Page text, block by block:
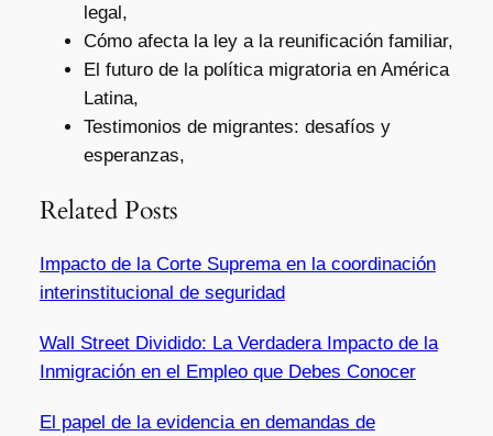
legal,
Cómo afecta la ley a la reunificación familiar,
El futuro de la política migratoria en América
Latina,
Testimonios de migrantes: desafíos y
esperanzas,
Related Posts
Impacto de la Corte Suprema en la coordinación
interinstitucional de seguridad
Wall Street Dividido: La Verdadera Impacto de la
Inmigración en el Empleo que Debes Conocer
El papel de la evidencia en demandas de